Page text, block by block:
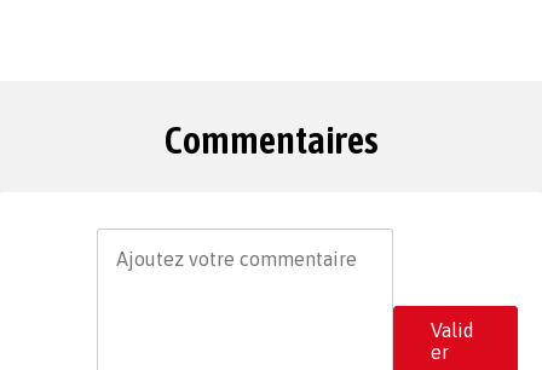
Commentaires
Valid
er